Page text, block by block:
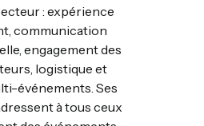
: expérience
communication
engagement des
logistique et
événements. Ses
à tous ceux